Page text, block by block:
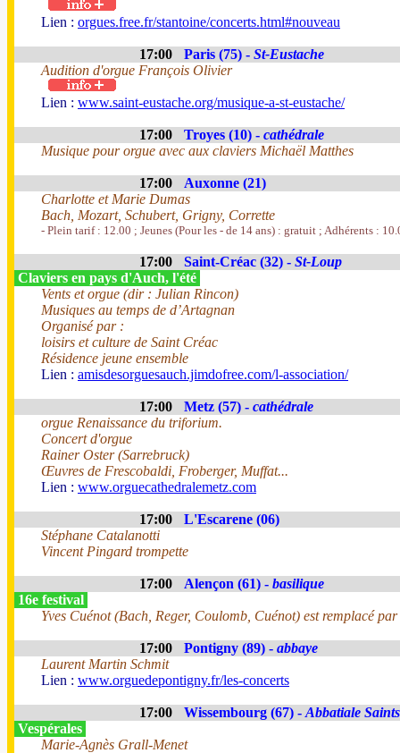
Lien : orgues.free.fr/stantoine/concerts.html#nouveau
17:00 Paris (75) - St-Eustache
Audition d'orgue François Olivier
Lien : www.saint-eustache.org/musique-a-st-eustache/
17:00 Troyes (10) - cathédrale
Musique pour orgue avec aux claviers Michaël Matthes
17:00
Auxonne (21)
Charlotte et Marie Dumas
Bach, Mozart, Schubert, Grigny, Corrette
- Plein tarif : 12.00 ; Jeunes (Pour les - de 14 ans) : gratuit ; Adhérents :
17:00 Saint-Créac (32) - St-Loup
Claviers en pays d'Auch, l'été
Vents et orgue (dir : Julian Rincon)
Musiques au temps de d’Artagnan
Organisé par :
loisirs et culture de Saint Créac
Résidence jeune ensemble
Lien : amisdesorguesauch.jimdofree.com/l-association/
17:00 Metz (57) - cathédrale
orgue Renaissance du triforium.
Concert d'orgue
Rainer Oster (Sarrebruck)
Œuvres de Frescobaldi, Froberger, Muffat...
Lien : www.orguecathedralemetz.com
17:00
L'Escarene (06)
Stéphane Catalanotti
Vincent Pingard trompette
17:00 Alençon (61) - basilique
16e festival
Yves Cuénot (Bach, Reger, Coulomb, Cuénot) est remplacé
17:00 Pontigny (89) - abbaye
Laurent Martin Schmit
Lien : www.orguedepontigny.fr/les-concerts
17:00 Wissembourg (67) - Abbatiale
Vespérales
Marie-Agnès Grall-Menet